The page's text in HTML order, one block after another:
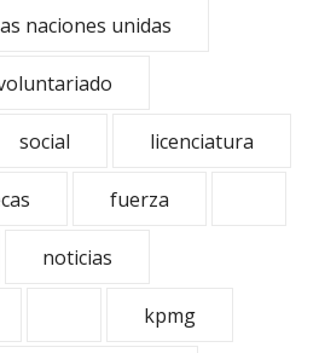
naciones unidas
social licenciatura
fuerza
noticias
kpmg